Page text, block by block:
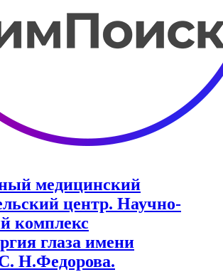
медицинский
центр. Научно-
комплекс
глаза имени
Н.Федорова.